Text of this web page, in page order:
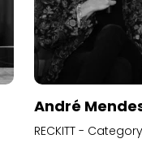
André
RECKITT -